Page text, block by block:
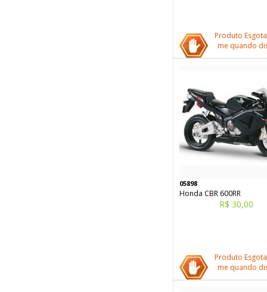
Produto
me quando
05898
Honda CBR 600RR
R$ 30,00
Produto
me quando